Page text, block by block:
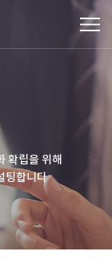
확립을 위해
팅합니다